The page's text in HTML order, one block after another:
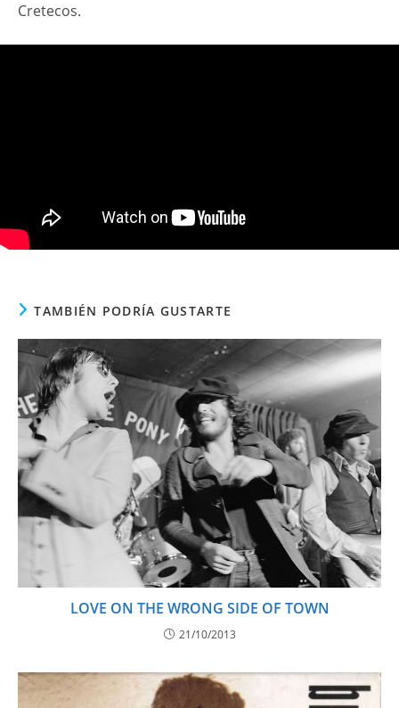
Cretecos.
TAMBIÉN PODRÍA GUSTARTE
LOVE ON THE WRONG SIDE OF TOWN
21/10/2013